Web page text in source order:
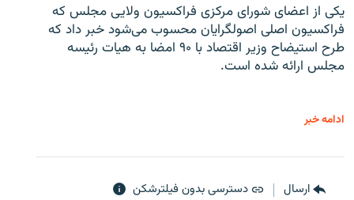
یکی از اعضای شورای مرکزی فراکسیون ولایی مجلس که
فراکسیون اصلی اصولگرایان محسوب می‌شود خبر داد که
طرح استیضاح وزیر اقتصاد با ۹۰ امضا به هیات رئیسه
مجلس ارائه شده است.
ادامه خبر
ارسال دسترسی بدون فیلترشکن